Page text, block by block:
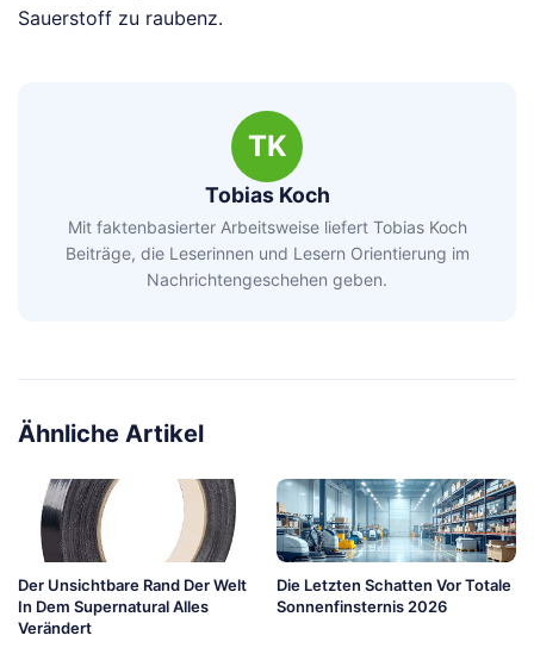
Sauerstoff zu raubenz.
TK
Tobias Koch
Mit faktenbasierter Arbeitsweise liefert Tobias Koch
Beiträge, die Leserinnen und Lesern Orientierung im
Nachrichtengeschehen geben.
Ähnliche Artikel
Der Unsichtbare Rand Der Welt
In Dem Supernatural Alles
Verändert
Die Letzten Schatten Vor Totale
Sonnenfinsternis 2026